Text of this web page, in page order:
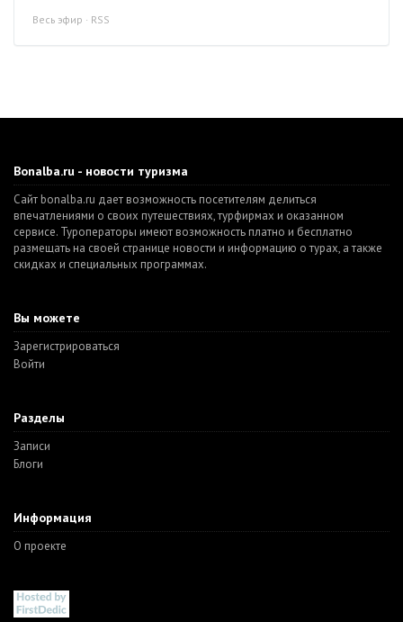
Весь эфир · RSS
Bonalba.ru - новости туризма
Сайт bonalba.ru дает возможность посетителям делиться
впечатлениями о своих путешествиях, турфирмах и оказанном
сервисе. Туроператоры имеют возможность платно и бесплатно
размещать на своей странице новости и информацию о турах, а также
скидках и специальных программах.
Вы можете
Зарегистрироваться
Войти
Разделы
Записи
Блоги
Информация
О проекте